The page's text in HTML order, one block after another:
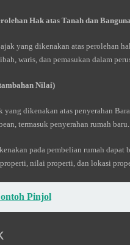
Hak atas Tanah dan
yang dikenakan atas perolehan
waris, dan pemasukan dalam
Nilai)
yang dikenakan atas penyerahan
termasuk penyerahan rumah baru.
pada pembelian rumah
nilai properti, dan lokasi
Pinjol